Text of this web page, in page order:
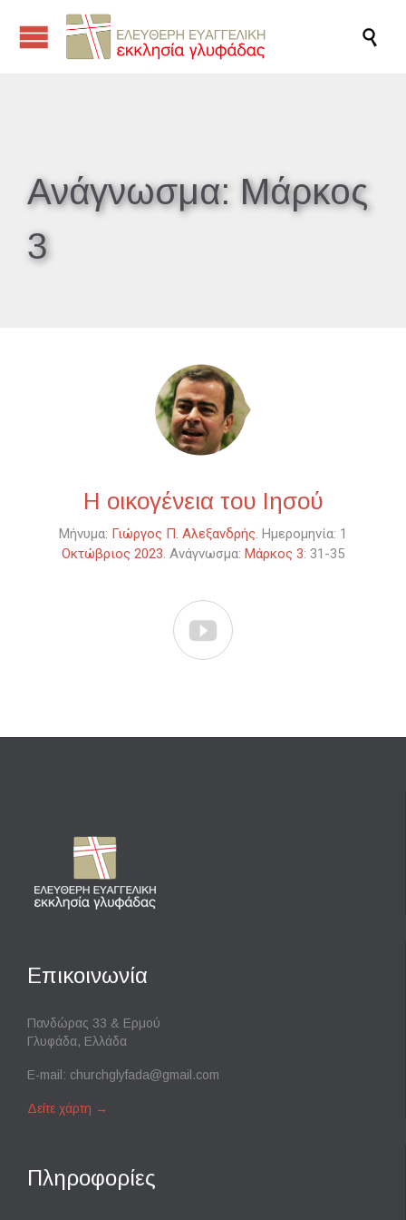

Ανάγνωσμα: Μάρκος
3
Η οικογένεια του Ιησού
Μήνυμα: Γιώργος Π. Αλεξανδρής. Ημερομηνία: 1
Οκτώβριος 2023. Ανάγνωσμα: Μάρκος 3: 31-35

Επικοινωνία
Πανδώρας 33 & Ερμού
Γλυφάδα, Ελλάδα
E-mail: churchglyfada@gmail.com
Δείτε χάρτη →
Πληροφορίες